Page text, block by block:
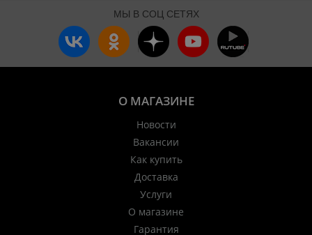
МЫ В СОЦ СЕТЯХ
О МАГАЗИНЕ
Новости
Вакансии
Как купить
Доставка
Услуги
О магазине
Гарантия